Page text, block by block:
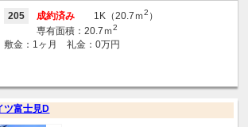
205 成約済み 1K（20.7ｍ2 ）
専有面積：20.7ｍ2
敷金：1ヶ月 礼金：0万円
ツ富士見D